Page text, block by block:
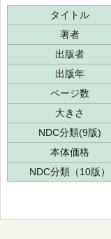
タイトル
著者
出版者
出版年
ページ数
大きさ
NDC分類(9版)
本体価格
NDC分類（10版）